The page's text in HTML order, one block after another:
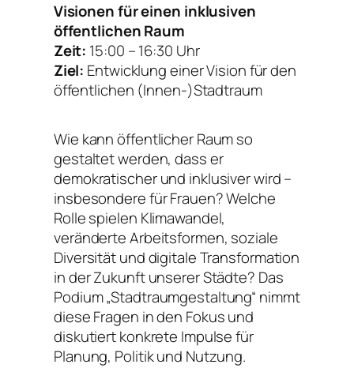
Visionen für einen inklusiven
öffentlichen Raum
Zeit: 15:00 – 16:30 Uhr
Ziel: Entwicklung einer Vision für den
öffentlichen (Innen-)Stadtraum
Wie kann öffentlicher Raum so
gestaltet werden, dass er
demokratischer und inklusiver wird –
insbesondere für Frauen? Welche
Rolle spielen Klimawandel,
veränderte Arbeitsformen, soziale
Diversität und digitale Transformation
in der Zukunft unserer Städte? Das
Podium „Stadtraumgestaltung“ nimmt
diese Fragen in den Fokus und
diskutiert konkrete Impulse für
Planung, Politik und Nutzung.